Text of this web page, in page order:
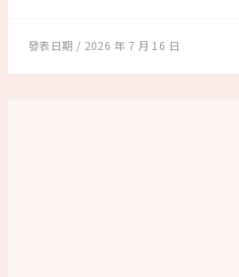
2026 年 7 月 16 日